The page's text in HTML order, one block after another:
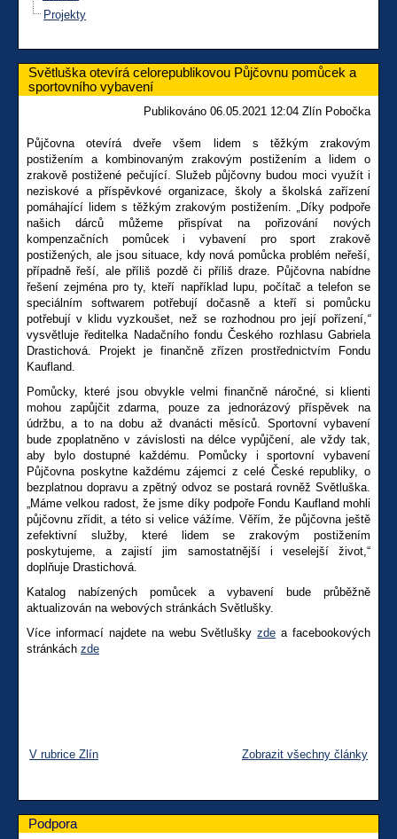
Projekty
Světluška otevírá celorepublikovou Půjčovnu pomůcek a
sportovního vybavení
Publikováno 06.05.2021 12:04 Zlín Pobočka
Půjčovna otevírá dveře všem lidem s těžkým zrakovým
postižením a kombinovaným zrakovým postižením a lidem o
zrakově postižené pečující. Služeb půjčovny budou moci využít i
neziskové a příspěvkové organizace, školy a školská zařízení
pomáhající lidem s těžkým zrakovým postižením.„Díky podpoře
našich dárců můžeme přispívat na pořizování nových
kompenzačních pomůcek i vybavení pro sport zrakově
postižených, ale jsou situace, kdy nová pomůcka problém neřeší,
případně řeší, ale příliš pozdě či příliš draze. Půjčovna nabídne
řešení zejména pro ty, kteří například lupu, počítač a telefon se
speciálním softwarem potřebují dočasně a kteří si pomůcku
potřebují v klidu vyzkoušet, než se rozhodnou pro její pořízení,“
vysvětluje ředitelka Nadačního fondu Českého rozhlasu Gabriela
Drastichová. Projekt je finančně zřízen prostřednictvím Fondu
Kaufland.
Pomůcky, které jsou obvykle velmi finančně náročné, si klienti
mohou zapůjčit zdarma, pouze za jednorázový příspěvek na
údržbu, a to na dobu až dvanácti měsíců. Sportovní vybavení
bude zpoplatněno v závislosti na délce vypůjčení, ale vždy tak,
aby bylo dostupné každému. Pomůcky i sportovní vybavení
Půjčovna poskytne každému zájemci z celé České republiky, o
bezplatnou dopravu a zpětný odvoz se postará rovněž Světluška.
„Máme velkou radost, že jsme díky podpoře Fondu Kaufland mohli
půjčovnu zřídit, a této si velice vážíme. Věřím, že půjčovna ještě
zefektivní služby, které lidem se zrakovým postižením
poskytujeme, a zajistí jim samostatnější i veselejší život,“
doplňuje Drastichová.
Katalog nabízených pomůcek a vybavení bude průběžně
aktualizován na webových stránkách Světlušky.
Více informací najdete na webu Světluškyzde a facebookových
stránkách zde
V rubrice Zlín Zobrazit všechny články
Podpora